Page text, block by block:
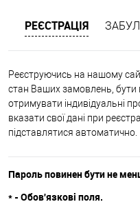
РЕЄСТРАЦІЯ
Реєструючись на нашому
стан Ваших замовлень, бути
отримувати індивідуальні
вказати свої дані при
підставлятися автоматично.
Пароль повинен бути не
* - Обов'язкові поля.